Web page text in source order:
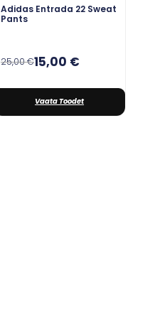
Adidas Entrada 22 Sweat
Pants
25,00€15,00 €
Vaata Toodet